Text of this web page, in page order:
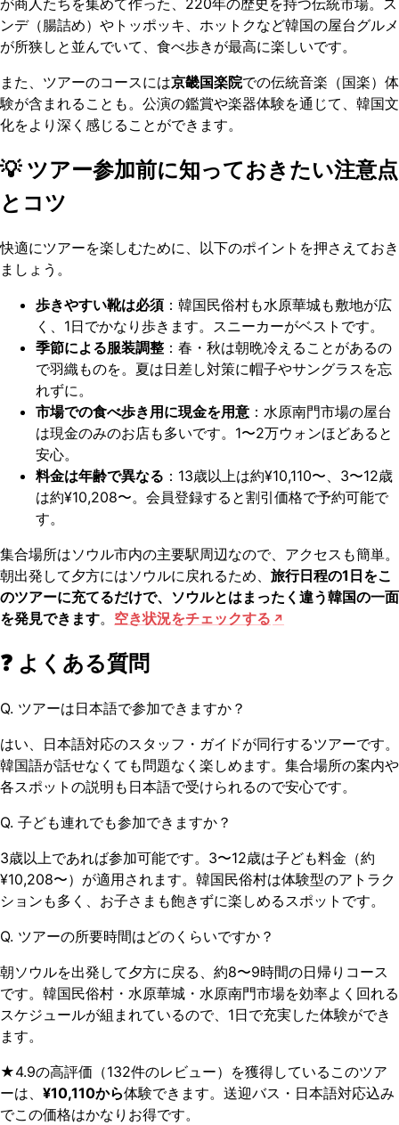
が商人たちを集めて作った、220年の歴史を持つ伝統市場。ス
ンデ（腸詰め）やトッポッキ、ホットクなど韓国の屋台グルメ
が所狭しと並んでいて、食べ歩きが最高に楽しいです。
また、ツアーのコースには京畿国楽院での伝統音楽（国楽）体
験が含まれることも。公演の鑑賞や楽器体験を通じて、韓国文
化をより深く感じることができます。
💡 ツアー参加前に知っておきたい注意点
とコツ
快適にツアーを楽しむために、以下のポイントを押さえておき
ましょう。
歩きやすい靴は必須 ：韓国民俗村も水原華城も敷地が広
く、1日でかなり歩きます。スニーカーがベストです。
季節による服装調整 ：春・秋は朝晩冷えることがあるの
で羽織ものを。夏は日差し対策に帽子やサングラスを忘
れずに。
市場での食べ歩き用に現金を用意 ：水原南門市場の屋台
は現金のみのお店も多いです。1〜2万ウォンほどあると
安心。
料金は年齢で異なる ：13歳以上は約¥10,110〜、3〜12歳
は約¥10,208〜。会員登録すると割引価格で予約可能で
す。
集合場所はソウル市内の主要駅周辺なので、アクセスも簡単。
朝出発して夕方にはソウルに戻れるため、 旅行日程の1日をこ
のツアーに充てるだけで、ソウルとはまったく違う韓国の一面
を発見できます。 空き状況をチェックする
❓ よくある質問
Q. ツアーは日本語で参加できますか？
はい、日本語対応のスタッフ・ガイドが同行するツアーです。
韓国語が話せなくても問題なく楽しめます。集合場所の案内や
各スポットの説明も日本語で受けられるので安心です。
Q. 子ども連れでも参加できますか？
3歳以上であれば参加可能です。3〜12歳は子ども料金（約
¥10,208〜）が適用されます。韓国民俗村は体験型のアトラク
ションも多く、お子さまも飽きずに楽しめるスポットです。
Q. ツアーの所要時間はどのくらいですか？
朝ソウルを出発して夕方に戻る、約8〜9時間の日帰りコース
です。韓国民俗村・水原華城・水原南門市場を効率よく回れる
スケジュールが組まれているので、1日で充実した体験ができ
ます。
★4.9の高評価（132件のレビュー）を獲得しているこのツア
ーは、 ¥10,110から体験できます。送迎バス・日本語対応込み
でこの価格はかなりお得です。